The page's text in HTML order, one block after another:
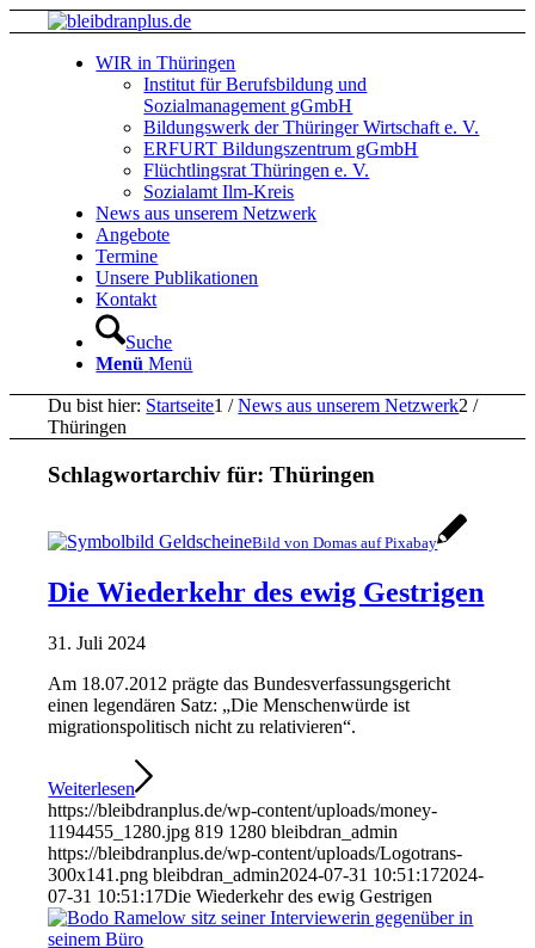
WIR in Thüringen
Institut für Berufsbildung und
Sozialmanagement gGmbH
Bildungswerk der Thüringer Wirtschaft e. V.
ERFURT Bildungszentrum gGmbH
Flüchtlingsrat Thüringen e. V.
Sozialamt Ilm-Kreis
News aus unserem Netzwerk
Angebote
Termine
Unsere Publikationen
Kontakt
Suche
Menü Menü
Du bist hier: Startseite1 / News aus unserem Netzwerk2 /
Thüringen
Schlagwortarchiv für:Thüringen
Bild von Domas auf Pixabay
Die Wiederkehr des ewig Gestrigen
31. Juli 2024
Am 18.07.2012 prägte das Bundesverfassungsgericht
einen legendären Satz: „Die Menschenwürde ist
migrationspolitisch nicht zu relativieren“.
Weiterlesen
https://bleibdranplus.de/wp-content/uploads/money-
1194455_1280.jpg 819 1280 bleibdran_admin
https://bleibdranplus.de/wp-content/uploads/Logotrans-
300x141.png bleibdran_admin2024-07-31 10:51:172024-
07-31 10:51:17Die Wiederkehr des ewig Gestrigen